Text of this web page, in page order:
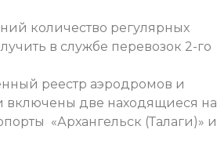
количество регулярных
в службе перевозок 2-го
реестр аэродромов и
две находящиеся на
«Архангельск (Талаги)» и